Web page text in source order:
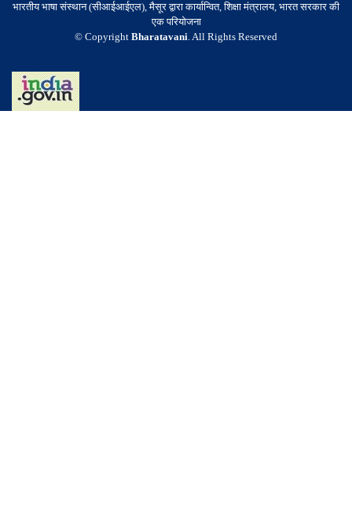
भारतीय भाषा संस्थान (सीआईआईएल), मैसूर द्वारा कार्यान्वित, शिक्षा मंत्रालय, भारत सरकार की
एक परियोजना
© Copyright Bharatavani. All Rights Reserved